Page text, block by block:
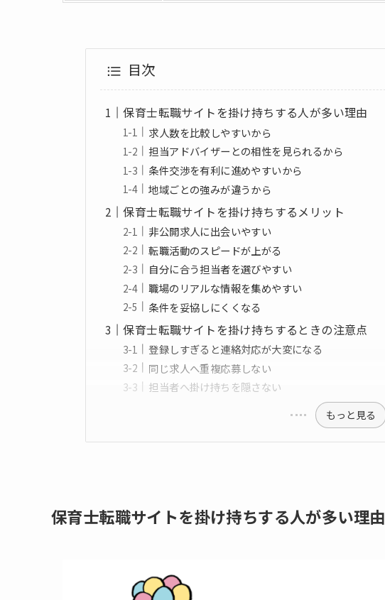
目次
保育士転職サイトを掛け持ちする人が多い理由
求人数を比較しやすいから
担当アドバイザーとの相性を見られるから
条件交渉を有利に進めやすいから
地域ごとの強みが違うから
保育士転職サイトを掛け持ちするメリット
非公開求人に出会いやすい
転職活動のスピードが上がる
自分に合う担当者を選びやすい
職場のリアルな情報を集めやすい
条件を妥協しにくくなる
保育士転職サイトを掛け持ちするときの注意点
登録しすぎると連絡対応が大変になる
同じ求人へ重複応募しない
担当者へ掛け持ちを隠さない
もっと見る
保育士転職サイトを掛け持ちする人が多い理由